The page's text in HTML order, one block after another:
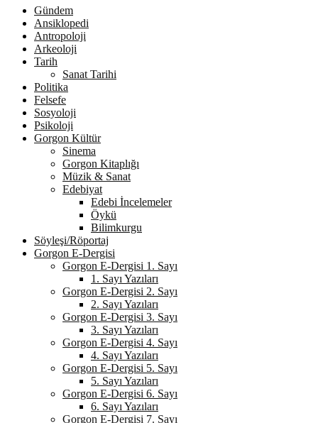
Gündem
Ansiklopedi
Antropoloji
Arkeoloji
Tarih
Sanat Tarihi
Politika
Felsefe
Sosyoloji
Psikoloji
Gorgon Kültür
Sinema
Gorgon Kitaplığı
Müzik & Sanat
Edebiyat
Edebi İncelemeler
Öykü
Bilimkurgu
Söyleşi/Röportaj
Gorgon E-Dergisi
Gorgon E-Dergisi 1. Sayı
1. Sayı Yazıları
Gorgon E-Dergisi 2. Sayı
2. Sayı Yazıları
Gorgon E-Dergisi 3. Sayı
3. Sayı Yazıları
Gorgon E-Dergisi 4. Sayı
4. Sayı Yazıları
Gorgon E-Dergisi 5. Sayı
5. Sayı Yazıları
Gorgon E-Dergisi 6. Sayı
6. Sayı Yazıları
Gorgon E-Dergisi 7. Sayı